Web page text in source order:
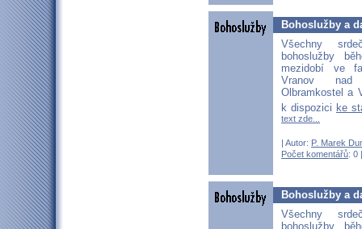
Bohoslužby a
Všechny
bohoslužby
mezidobí ve
Vranov
Olbramkostel a
k dispozici ke
text zde...
| Autor: P. Marek
Počet komentářů: 0
Bohoslužby a
Všechny
bohoslužby